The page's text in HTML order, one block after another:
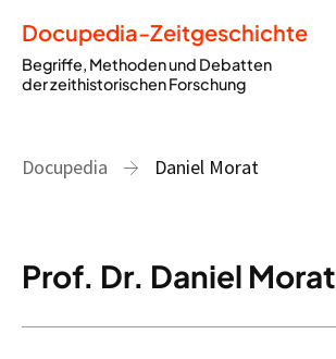
Docupedia-Zeitgeschichte
Begriffe, Methoden und Debatten
der zeithistorischen Forschung
Docupedia Daniel Morat
Prof. Dr. Daniel Morat